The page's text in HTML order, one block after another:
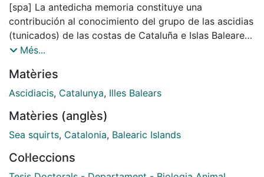
[spa] La antedicha memoria constituye una
contribución al conocimiento del grupo de las ascidias
(tunicados) de las costas de Cataluña e Islas Baleares.
Es este un grupo de animales marinos muy poco
realiza un completo estudio de la fauna de las costas
catalano-baleares, incluyéndose también datos
grupo.
estudio en las que se han efectuado 196 muestreos
Més...
Matèries
Ascidiacis, Catalunya, Illes Balears
Matèries (anglès)
Sea squirts, Catalonia, Balearic Islands
Col·leccions